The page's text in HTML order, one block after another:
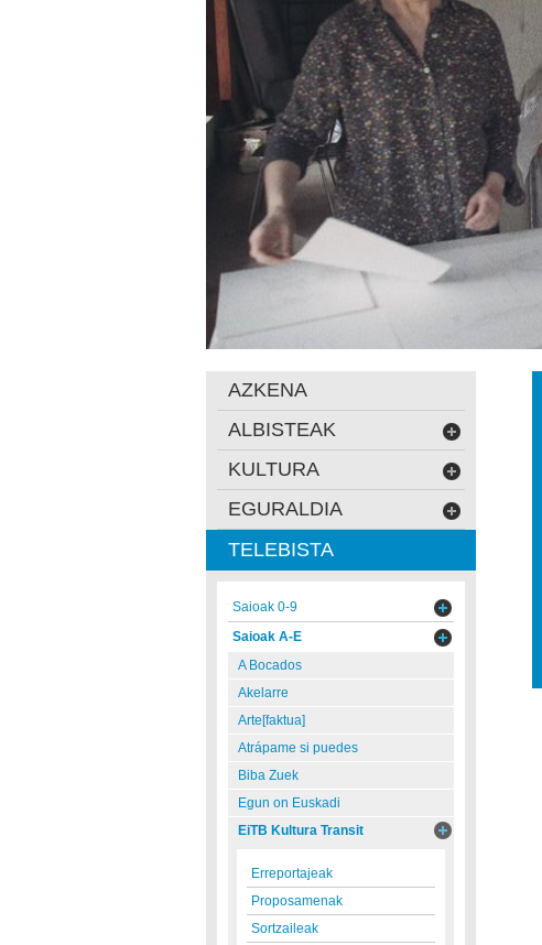
AZKENA
ALBISTEAK
KULTURA
EGURALDIA
TELEBISTA
Saioak 0-9
Saioak A-E
A Bocados
Akelarre
Arte[faktua]
Atrápame si puedes
Biba Zuek
Egun on Euskadi
EiTB Kultura Transit
Erreportajeak
Proposamenak
Sortzaileak